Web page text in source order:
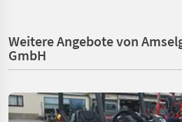
Weitere Angebote von
GmbH